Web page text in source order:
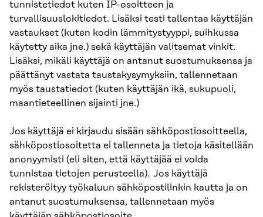
tunnistetiedot kuten IP-osoitteen ja
turvallisuuslokitiedot. Lisäksi testi tallentaa käyttäjän
vastaukset (kuten kodin lämmitystyyppi, suihkussa
käytetty aika jne.) sekä käyttäjän valitsemat vinkit.
Lisäksi, mikäli käyttäjä on antanut suostumuksensa ja
päättänyt vastata taustakysymyksiin, tallennetaan
myös taustatiedot (kuten käyttäjän ikä, sukupuoli,
maantieteellinen sijainti jne.)
Jos käyttäjä ei kirjaudu sisään sähköpostiosoitteella,
sähköpostiosoitetta ei tallenneta ja tietoja käsitellään
anonyymisti (eli siten, että käyttäjää ei voida
tunnistaa tietojen perusteella). Jos käyttäjä
rekisteröityy työkaluun sähköpostilinkin kautta ja on
antanut suostumuksensa, tallennetaan myös